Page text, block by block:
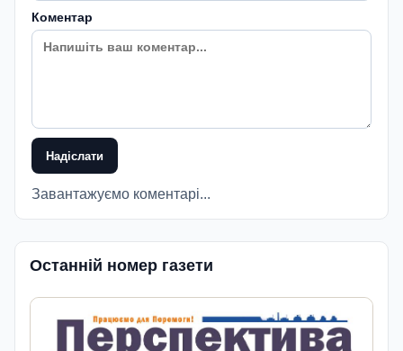
Коментар
Надіслати
Завантажуємо коментарі...
Останній номер газети